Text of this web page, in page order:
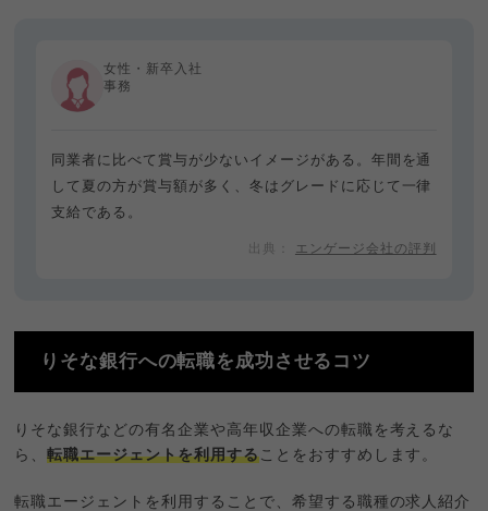
女性・新卒入社
事務
同業者に比べて賞与が少ないイメージがある。年間を通
して夏の方が賞与額が多く、冬はグレードに応じて一律
支給である。
エンゲージ会社の評判
りそな銀行への転職を成功させるコツ
りそな銀行などの有名企業や高年収企業への転職を考えるな
ら、転職エージェントを利用することをおすすめします。
転職エージェントを利用することで、希望する職種の求人紹介